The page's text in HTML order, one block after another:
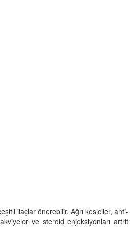
ilaçlar önerebilir. Ağrı kesiciler, anti-
ve steroid enjeksiyonları artrit